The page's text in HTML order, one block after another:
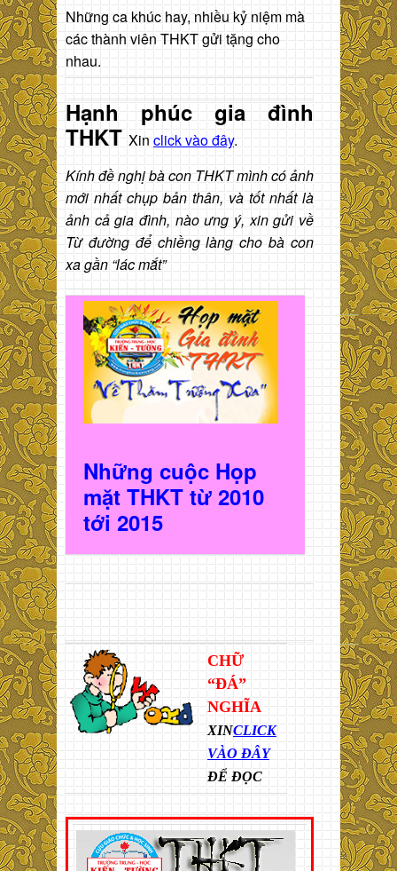
Những ca khúc hay, nhiều kỷ niệm mà
các thành viên THKT gửi tặng cho
nhau.
Hạnh phúc gia đình
THKT Xin click vào đây.
Kính đề nghị bà con THKT mình có ảnh
mới nhất chụp bản thân, và tốt nhất là
ảnh cả gia đình, nào ưng ý, xin gửi về
Từ đường để chiềng làng cho bà con
xa gần “lác mắt”
Những cuộc Họp
mặt THKT từ 2010
tới 2015
CHỮ
“ĐÁ”
NGHĨA
XINCLICK
VÀO ĐÂY
ĐỂ ĐỌC